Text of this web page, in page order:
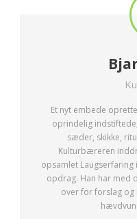
Et nyt embede
oprindelig
sæder, skikke,
Kulturbæreren
opsamlet
opdrag. Han har med
over for forslag